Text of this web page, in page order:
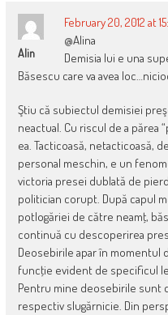
Alin
February 20, 2012 at
@Alina
Demisia lui e una
Băsescu care va avea
Ştiu că subiectul demisiei
neactual. Cu riscul de a părea
ea. Tacticoasă, netacticoasă,
personal meschin, e un
victoria presei dublată de
politician corupt. După capul
potlogăriei de către neamţ,
continuă cu descoperirea
Deosebirile apar în momentul
funcţie evident de specificul
Pentru mine deosebirile sunt
respectiv slugărnicie. Din